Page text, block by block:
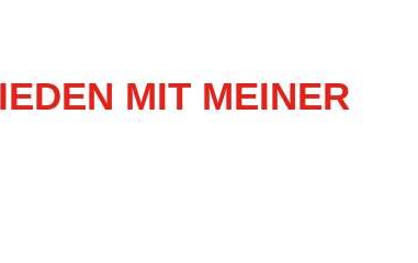
MIT MEINER